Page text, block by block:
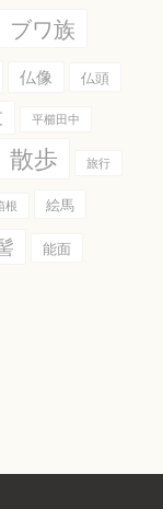
ブワ族
仏像 仏頭
平櫛田中
散歩 旅行
根 絵馬
能面